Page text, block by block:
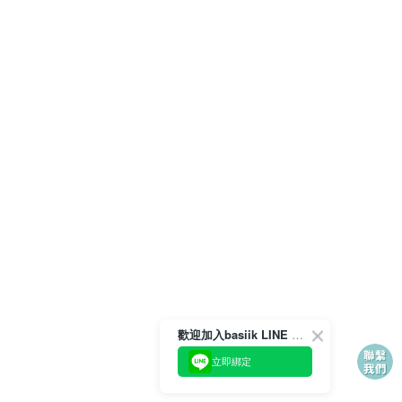
歡迎加入basiik LINE 官方帳號
立即綁定